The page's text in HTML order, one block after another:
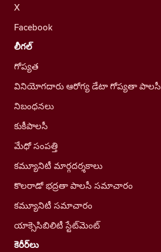
X
Facebook
లీగల్
గోప్యత
వినియోగదారు ఆరోగ్య డేటా గోప్యతా పాలసీ
నిబంధనలు
కుకీపాలసీ
మేధో సంపత్తి
కమ్యూనిటీ మార్గదర్శకాలు
కొలరాడో భద్రతా పాలసీ సమాచారం
కమ్యూనిటీ సమాచారం
యాక్సెసిబిలిటీ స్టేట్‌మెంట్
కెరీర్‌లు